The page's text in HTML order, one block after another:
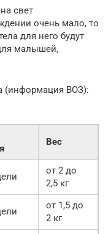
свет
очень мало, то
для него будут
малышей,
(информация ВОЗ):
Вес
от 2 до
2,5 кг
от 1,5 до
2 кг